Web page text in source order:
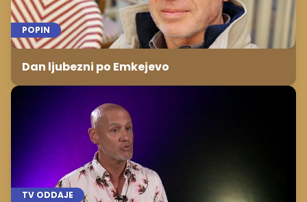
POPIN
Dan ljubezni po Emkejevo
TV ODDAJE